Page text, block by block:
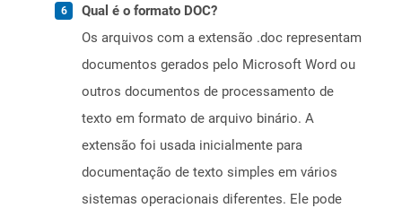
Qual é o formato DOC?
Os arquivos com a extensão .doc representam
documentos gerados pelo Microsoft Word ou
outros documentos de processamento de
texto em formato de arquivo binário. A
extensão foi usada inicialmente para
documentação de texto simples em vários
sistemas operacionais diferentes. Ele pode